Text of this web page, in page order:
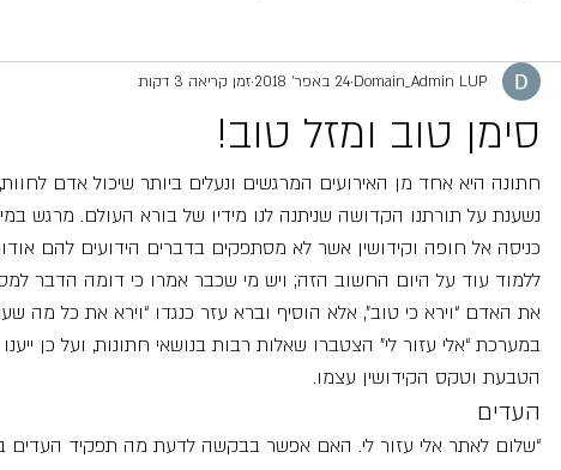
סימן טוב ומזל טוב!
Domain_Admin LUP 24 באפר׳ 2018 זמן קריאה 3 דקות
חתונה היא אחד מן האירועים המרגשים ונעלים ביותר שיכול אדם
נשענת על תורתנו הקדושה שניתנה לנו מידיו של בורא העולם. מרגש
כניסה אל חופה וקידושין אשר לא מסתפקים בדברים הידועים להם
ללמוד עוד על היום החשוב הזה; ויש מי שכבר אמרו כי דומה הדבר
את האדם “וירא כי טוב”, אלא הוסיף וברא עזר כנגדו “וירא את כל מה
במערכת “אלי עזור לי” הצטברו שאלות רבות בנושאי חתונות, ועל כן
הטבעת וטקס הקידושין עצמו.
העדים
“שלום לאתר אלי עזור לי. האם אפשר בבקשה לדעת מה תפקיד העדים